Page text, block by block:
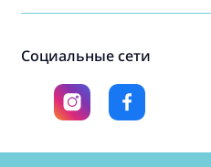
Социальные сети